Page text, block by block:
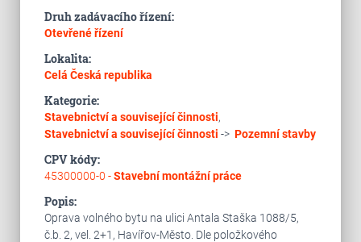
Druh zadávacího řízení:
Otevřené řízení
Lokalita:
Celá Česká republika
Kategorie:
Stavebnictví a související činnosti,
Stavebnictví a související činnosti -> Pozemní stavby
CPV kódy:
45300000-0 -Stavební montážní práce
Popis:
Oprava volného bytu na ulici Antala Staška 1088/5,
č.b. 2, vel. 2+1, Havířov-Město. Dle položkového